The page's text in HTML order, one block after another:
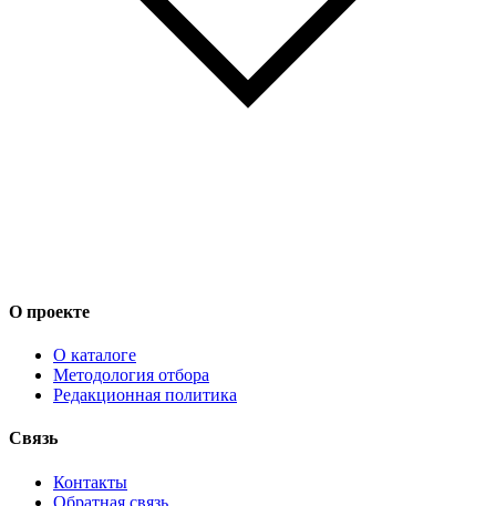
О проекте
О каталоге
Методология отбора
Редакционная политика
Связь
Контакты
Обратная связь